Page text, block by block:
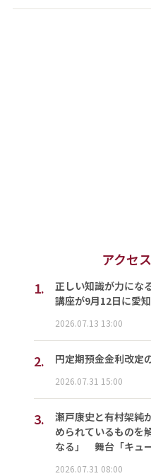
アクセ
1.
正しい知識が力に
講座が9月12日に愛
2026.07.13 13:00
2. 円定期預金金利改定
2026.07.31 15:00
3.
瀬戸康史と有村架純
められているものを
なる」 舞台「キュ
2026.07.31 08:00